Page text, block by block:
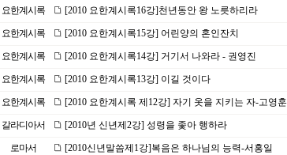
요한계시록 [2010 요한계시록16강]천년동안 왕 노릇하리라
요한계시록 [2010 요한계시록15강] 어린양의 혼인잔치
요한계시록 [2010 요한계시록14강] 거기서 나와라 - 권영진
요한계시록 [2010 요한계시록13강] 이길 것이다
요한계시록 [2010 요한계시록 제12강] 자기 옷을 지키는 자-고영훈
갈라디아서 [2010년 신년제2강] 성령을 좇아 행하라
로마서 [2010신년말씀제1강]복음은 하나님의 능력-서홍일